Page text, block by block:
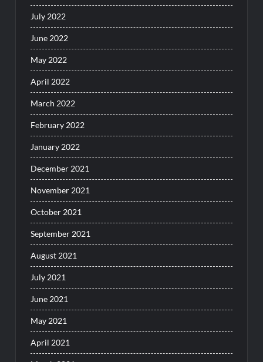
July 2022
June 2022
May 2022
April 2022
March 2022
February 2022
January 2022
December 2021
November 2021
October 2021
September 2021
August 2021
July 2021
June 2021
May 2021
April 2021